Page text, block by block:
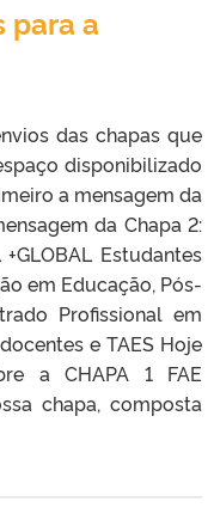
para a
das chapas que
disponibilizado
a mensagem da
da Chapa 2:
+GLOBAL Estudantes
em Educação, Pós-
Profissional em
e TAES Hoje
a CHAPA 1 FAE
chapa, composta